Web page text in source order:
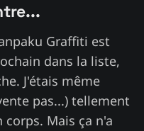
Graffiti est
dans la liste,
J'étais même
pas...) tellement
Mais ça n'a